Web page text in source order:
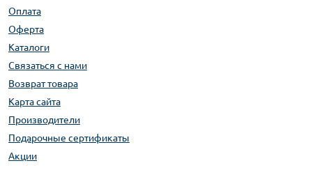
Оплата
Оферта
Каталоги
Связаться с нами
Возврат товара
Карта сайта
Производители
Подарочные сертификаты
Акции